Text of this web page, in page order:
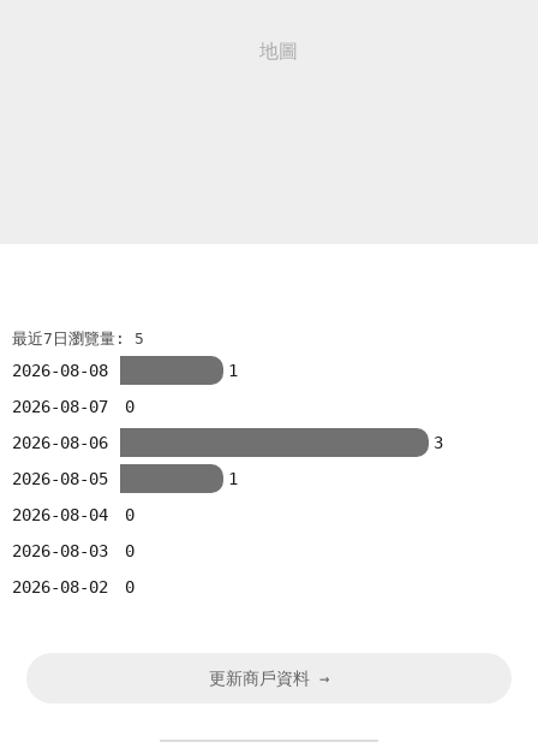
最近7日瀏覽量: 5
2026-08-08
1
2026-08-07
0
2026-08-06
3
2026-08-05
1
2026-08-04
0
2026-08-03
0
2026-08-02
0
更新商戶資料 →